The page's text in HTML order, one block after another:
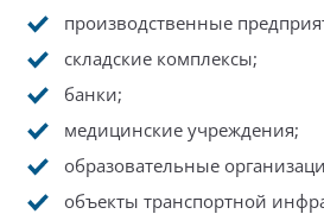
производственные
складские комплексы;
банки;
медицинские учреждения;
образовательные
объекты транспортной